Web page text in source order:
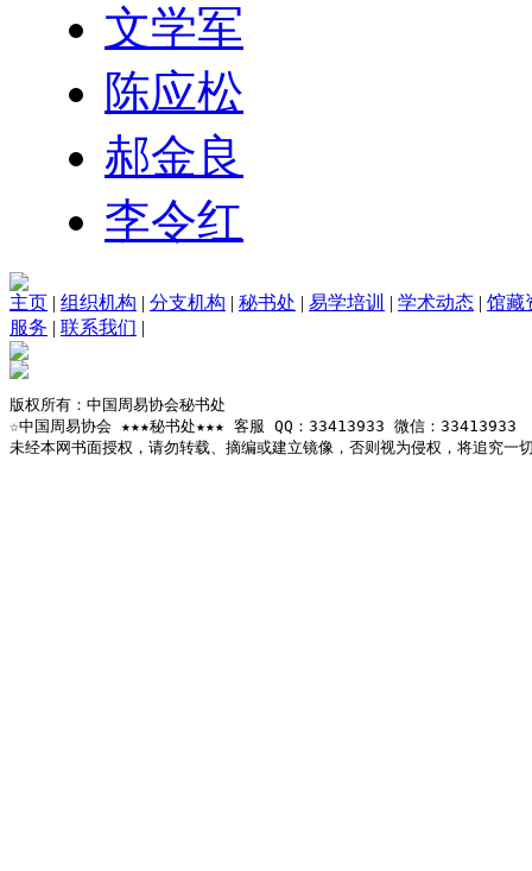
文学军
陈应松
郝金良
李令红
主页 | 组织机构 | 分支机构 | 秘书处 | 易学培训 | 学术动态 | 馆藏
服务 | 联系我们 |
版权所有：中国周易协会秘书处
☆中国周易协会 ★★★秘书处★★★ 客服 QQ：33413933 微信：33413933
未经本网书面授权，请勿转载、摘编或建立镜像，否则视为侵权，将追究一